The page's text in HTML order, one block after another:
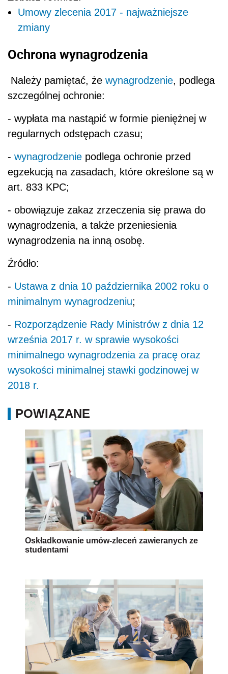
Umowy zlecenia 2017 - najważniejsze
zmiany
Ochrona wynagrodzenia
Należy pamiętać, że wynagrodzenie, podlega
szczególnej ochronie:
- wypłata ma nastąpić w formie pieniężnej w
regularnych odstępach czasu;
- wynagrodzenie podlega ochronie przed
egzekucją na zasadach, które określone są w
art. 833 KPC;
- obowiązuje zakaz zrzeczenia się prawa do
wynagrodzenia, a także przeniesienia
wynagrodzenia na inną osobę.
Źródło:
- Ustawa z dnia 10 października 2002 roku o
minimalnym wynagrodzeniu;
- Rozporządzenie Rady Ministrów z dnia 12
września 2017 r. w sprawie wysokości
minimalnego wynagrodzenia za pracę oraz
wysokości minimalnej stawki godzinowej w
2018 r.
POWIĄZANE
Oskładkowanie umów-zleceń zawieranych ze
studentami